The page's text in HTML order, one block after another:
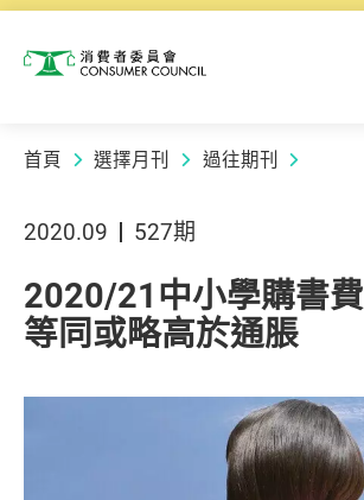
消費者委員會
首頁 選擇月刊 過往期刊
2020.09 527期
2020/21中小學購書
等同或略高於通脹